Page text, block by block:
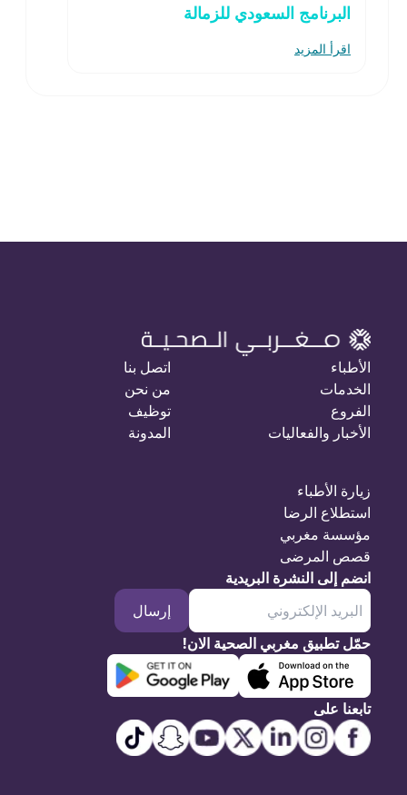
البرنامج السعودي للزمالة
اقرأ المزيد
الأطباء
الخدمات
الفروع
الأخبار والفعاليات
اتصل بنا
من نحن
توظيف
المدونة
زيارة الأطباء
استطلاع الرضا
مؤسسة مغربي
قصص المرضى
انضم إلى النشرة البريدية
إرسال
حمّل تطبيق مغربي الصحية الان!
تابعنا على